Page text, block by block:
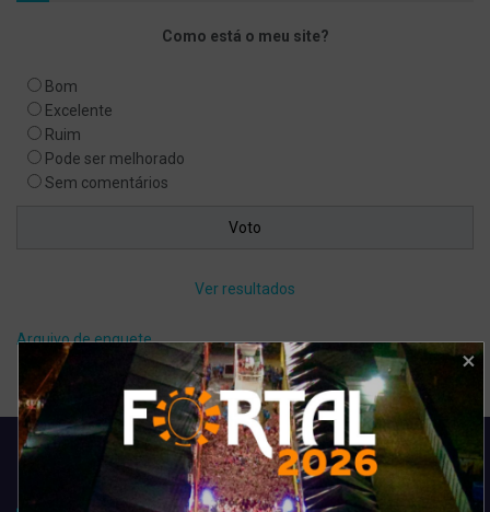
Como está o meu site?
Bom
Excelente
Ruim
Pode ser melhorado
Sem comentários
Ver resultados
Arquivo de enquete